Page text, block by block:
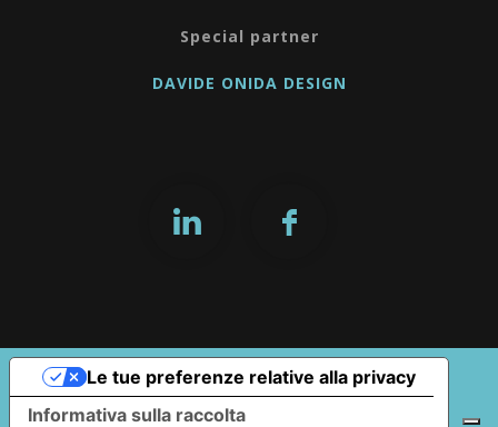
Special partner
DAVIDE ONIDA DESIGN
Informativa sulla raccolta
Le tue preferenze relative alla privacy